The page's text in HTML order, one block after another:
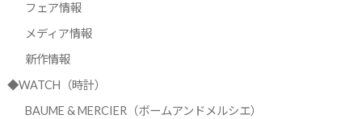
フェア情報
メディア情報
新作情報
◆WATCH（時計）
BAUME & MERCIER（ボームアンドメルシエ）